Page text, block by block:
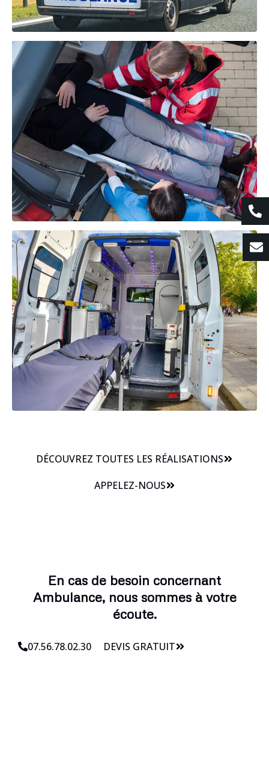
DÉCOUVREZ TOUTES LES RÉALISATIONS
APPELEZ-NOUS
En cas de besoin concernant
Ambulance, nous sommes à votre
écoute.
07.56.78.02.30 DEVIS GRATUIT